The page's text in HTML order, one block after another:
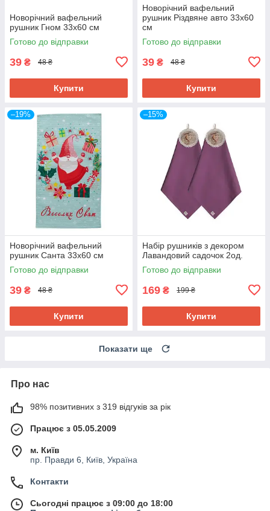
Новорічний вафельний
рушник Гном 33х60 см
Готово до відправки
39 ₴ 48 ₴
Купити
Новорічний вафельний
рушник Різдвяне авто 33х60
см
Готово до відправки
39 ₴ 48 ₴
Купити
–19%
Новорічний вафельний
рушник Санта 33х60 см
Готово до відправки
39 ₴ 48 ₴
Купити
–15%
Набір рушників з декором
Лавандовий садочок 2од.
Готово до відправки
169 ₴ 199 ₴
Купити
Показати ще
Про нас
98% позитивних з 319 відгуків за рік
Працює з 05.05.2009
м. Київ
пр. Правди 6, Київ, Україна
Контакти
Сьогодні працює з 09:00 до 18:00